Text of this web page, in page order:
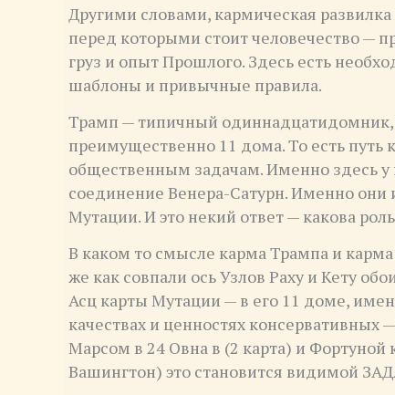
Другими словами, кармическая
перед которыми стоит человечество —
груз и опыт Прошлого. Здесь есть
шаблоны и привычные правила.
Трамп — типичный одиннадцатидомник,
преимущественно 11 дома. То есть
общественным задачам. Именно здесь у
соединение Венера-Сатурн. Именно они
Мутации. И это некий ответ — какова
В каком то смысле карма Трампа и
же как совпали ось Узлов Раху и Кету
Асц карты Мутации — в его 11 доме,
качествах и ценностях
Марсом в 24 Овна в (2 карта) и
Вашингтон) это становится видимой